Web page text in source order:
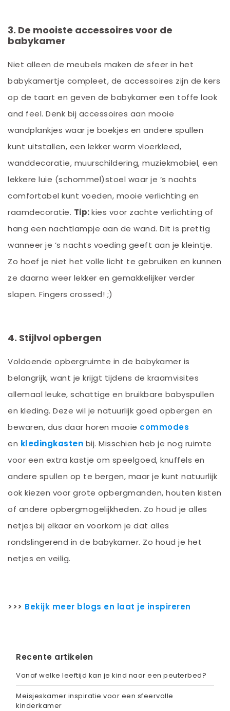
3. De mooiste accessoires voor de
babykamer
Niet alleen de meubels maken de sfeer in het
babykamertje compleet, de accessoires zijn de kers
op de taart en geven de babykamer een toffe look
and feel. Denk bij accessoires aan mooie
wandplankjes waar je boekjes en andere spullen
kunt uitstallen, een lekker warm vloerkleed,
wanddecoratie, muurschildering, muziekmobiel, een
lekkere luie (schommel)stoel waar je ’s nachts
comfortabel kunt voeden, mooie verlichting en
raamdecoratie. Tip:kies voor zachte verlichting of
hang een nachtlampje aan de wand. Dit is prettig
wanneer je ’s nachts voeding geeft aan je kleintje.
Zo hoef je niet het volle licht te gebruiken en kunnen
ze daarna weer lekker en gemakkelijker verder
slapen. Fingers crossed! ;)
4. Stijlvol opbergen
Voldoende opbergruimte in de babykamer is
belangrijk, want je krijgt tijdens de kraamvisites
allemaal leuke, schattige en bruikbare babyspullen
en kleding. Deze wil je natuurlijk goed opbergen en
bewaren, dus daar horen mooie commodes
en kledingkasten bij. Misschien heb je nog ruimte
voor een extra kastje om speelgoed, knuffels en
andere spullen op te bergen, maar je kunt natuurlijk
ook kiezen voor grote opbergmanden, houten kisten
of andere opbergmogelijkheden. Zo houd je alles
netjes bij elkaar en voorkom je dat alles
rondslingerend in de babykamer. Zo houd je het
netjes en veilig.
>>> Bekijk meer blogs en laat je inspireren
Recente artikelen
Vanaf welke leeftijd kan je kind naar een peuterbed?
Meisjeskamer inspiratie voor een sfeervolle
kinderkamer